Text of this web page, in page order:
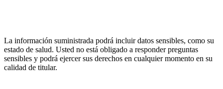
La información suministrada podrá incluir datos sensibles, como su
estado de salud. Usted no está obligado a responder preguntas
sensibles y podrá ejercer sus derechos en cualquier momento en su
calidad de titular.